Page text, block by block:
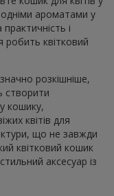
ароматами у
і
робить квітковий
розкішніше,
створити
кошику,
квітів для
що не завжди
квітковий кошик
аксесуар із